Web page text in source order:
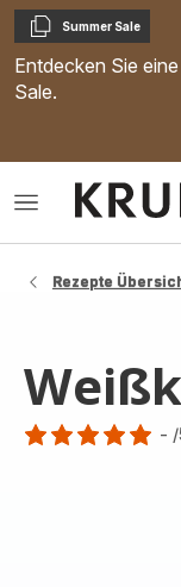
Kopieren
Summer Sale
Entdecken Sie
Sale.
Das
Rezepte
-